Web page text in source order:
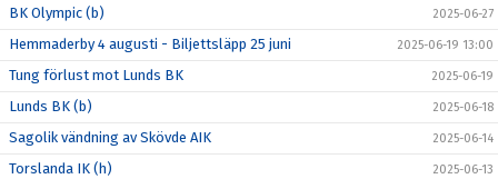
BK Olympic (b) 2025-06-27
Hemmaderby 4 augusti - Biljettsläpp 25 juni 2025-06-19 13:00
Tung förlust mot Lunds BK 2025-06-19
Lunds BK (b) 2025-06-18
Sagolik vändning av Skövde AIK 2025-06-14
Torslanda IK (h) 2025-06-13